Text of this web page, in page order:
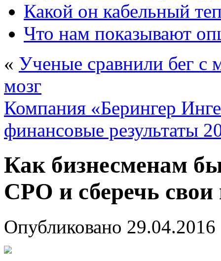
Какой он кабельный
Что нам показывают
« Ученые сравнили бег с
мозг
Компания «Берингер
финансовые результаты
Как бизнесменам
СРО и сберечь
Опубликовано 29.04.2016